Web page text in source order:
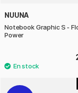
NUUNA
Notebook Graphic S -
Power